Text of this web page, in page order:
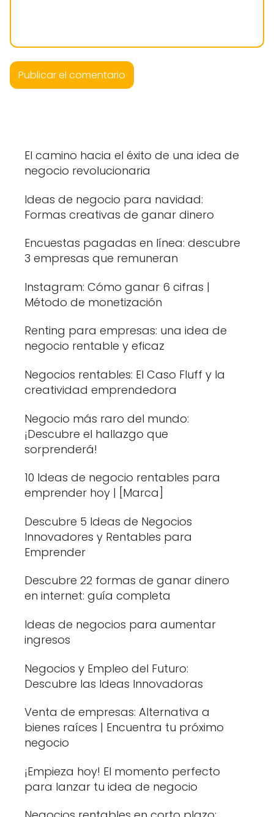
El camino hacia el éxito de una idea de
negocio revolucionaria
Ideas de negocio para navidad:
Formas creativas de ganar dinero
Encuestas pagadas en línea: descubre
3 empresas que remuneran
Instagram: Cómo ganar 6 cifras |
Método de monetización
Renting para empresas: una idea de
negocio rentable y eficaz
Negocios rentables: El Caso Fluff y la
creatividad emprendedora
Negocio más raro del mundo:
¡Descubre el hallazgo que
sorprenderá!
10 Ideas de negocio rentables para
emprender hoy | [Marca]
Descubre 5 Ideas de Negocios
Innovadores y Rentables para
Emprender
Descubre 22 formas de ganar dinero
en internet: guía completa
Ideas de negocios para aumentar
ingresos
Negocios y Empleo del Futuro:
Descubre las Ideas Innovadoras
Venta de empresas: Alternativa a
bienes raíces | Encuentra tu próximo
negocio
¡Empieza hoy! El momento perfecto
para lanzar tu idea de negocio